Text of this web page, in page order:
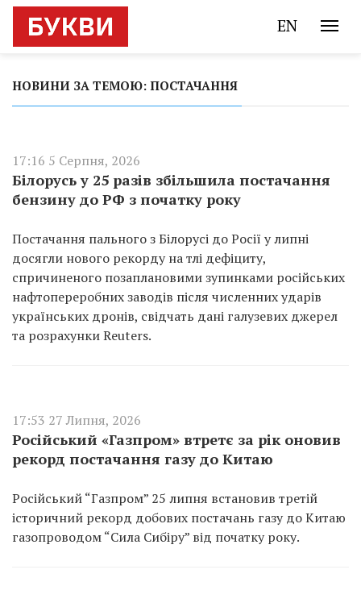
EN
НОВИНИ ЗА ТЕМОЮ: ПОСТАЧАННЯ
17:16 5 Серпня, 2026
Білорусь у 25 разів збільшила постачання
бензину до РФ з початку року
Постачання пального з Білорусі до Росії у липні
досягли нового рекорду на тлі дефіциту,
спричиненого позаплановими зупинками російських
нафтопереробних заводів після численних ударів
українських дронів, свідчать дані галузевих джерел
та розрахунки Reuters.
17:53 27 Липня, 2026
Російський «Газпром» втретє за рік оновив
рекорд постачання газу до Китаю
Російський “Газпром” 25 липня встановив третій
історичний рекорд добових постачань газу до Китаю
газопроводом “Сила Сибіру” від початку року.